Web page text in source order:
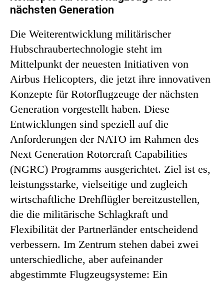
nächsten Generation
Die Weiterentwicklung militärischer
Hubschraubertechnologie steht im
Mittelpunkt der neuesten Initiativen von
Airbus Helicopters, die jetzt ihre innovativen
Konzepte für Rotorflugzeuge der nächsten
Generation vorgestellt haben. Diese
Entwicklungen sind speziell auf die
Anforderungen der NATO im Rahmen des
Next Generation Rotorcraft Capabilities
(NGRC) Programms ausgerichtet. Ziel ist es,
leistungsstarke, vielseitige und zugleich
wirtschaftliche Drehflügler bereitzustellen,
die die militärische Schlagkraft und
Flexibilität der Partnerländer entscheidend
verbessern. Im Zentrum stehen dabei zwei
unterschiedliche, aber aufeinander
abgestimmte Flugzeugsysteme: Ein